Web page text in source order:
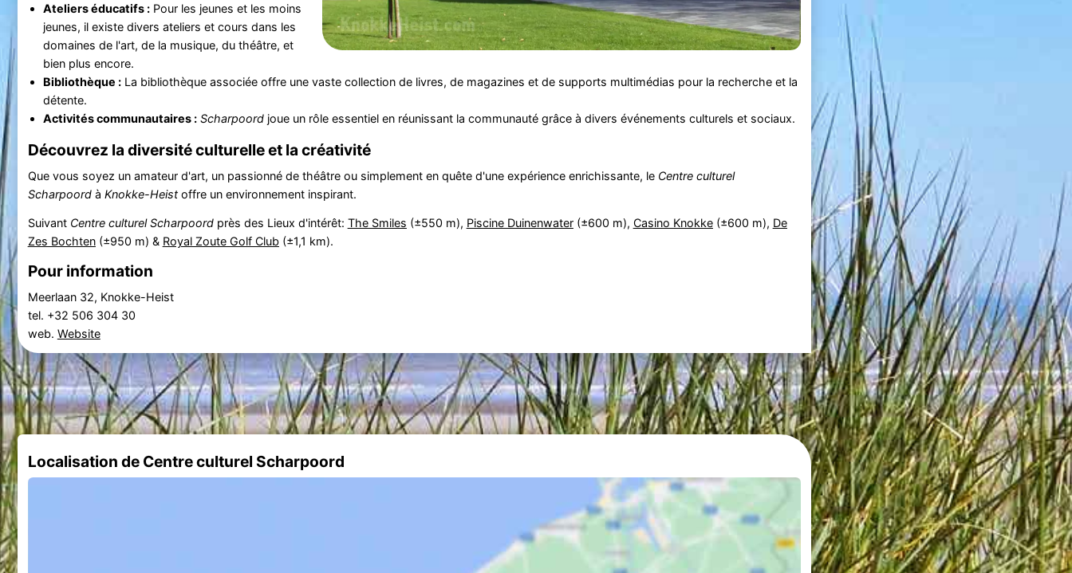
Ateliers éducatifs :Pour les jeunes et les moins
jeunes, il existe divers ateliers et cours dans les
domaines de l'art, de la musique, du théâtre, et
bien plus encore.
Bibliothèque :La bibliothèque associée offre une vaste collection de livres, de magazines et de supports multimédias pour la recherche et la
détente.
Activités communautaires : Scharpoordjoue un rôle essentiel en réunissant la communauté grâce à divers événements culturels et sociaux.
Découvrez la diversité culturelle et la créativité
Que vous soyez un amateur d'art, un passionné de théâtre ou simplement en quête d'une expérience enrichissante, le Centre culturel
Scharpoordà Knokke-Heistoffre un environnement inspirant.
Suivant Centre culturel Scharpoordprès des Lieux d'intérêt: The Smiles (±550 m), Piscine Duinenwater(±600 m), Casino Knokke(±600 m), De
Zes Bochten(±950 m) & Royal Zoute Golf Club(±1,1 km).
Pour information
Meerlaan 32, Knokke-Heist
tel. +32 506 304 30
web. Website
Localisation de Centre culturel Scharpoord